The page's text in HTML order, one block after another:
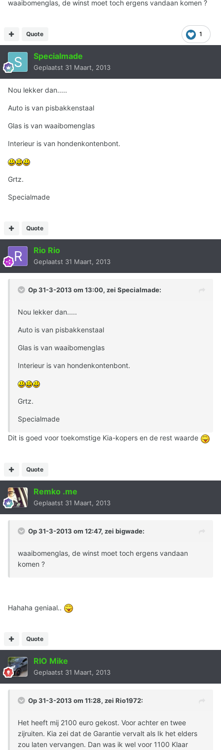
waaibomenglas, de winst moet toch ergens vandaan komen ?
1
Quote
Specialmade
Geplaatst 31 Maart, 2013
Nou lekker dan.....
Auto is van pisbakkenstaal
Glas is van waaibomenglas
Interieur is van hondenkontenbont.
Grtz.
Specialmade
Quote
Rio Rio
Geplaatst 31 Maart, 2013
Op 31-3-2013 om 13:00, zei Specialmade:
Nou lekker dan.....
Auto is van pisbakkenstaal
Glas is van waaibomenglas
Interieur is van hondenkontenbont.
Grtz.
Specialmade
Dit is goed voor toekomstige Kia-kopers en de rest waarde
Quote
Remko .me
Geplaatst 31 Maart, 2013
Op 31-3-2013 om 12:47, zei bigwade:
waaibomenglas, de winst moet toch ergens vandaan
komen ?
Hahaha geniaal..
Quote
RIO Mike
Geplaatst 31 Maart, 2013
Op 31-3-2013 om 11:28, zei Rio1972:
Het heeft mij 2100 euro gekost. Voor achter en twee
zijruiten. Kia zei dat de Garantie vervalt als Ik het elders
zou laten vervangen. Dan was ik wel voor 1100 Klaar